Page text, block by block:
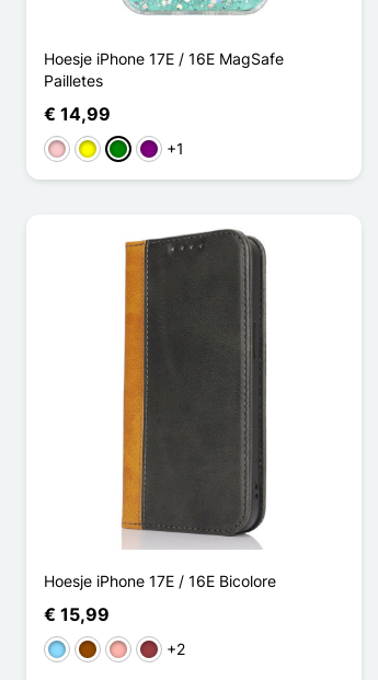
Hoesje iPhone 17E / 16E MagSafe
Pailletes
€ 14,99
RozeGeelGroenPurper
+1
Hoesje iPhone 17E / 16E Bicolore
€ 15,99
Licht Blauw
BruinRose Goud
Donkerrood
+2